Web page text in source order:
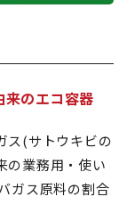
のエコ容器
ス(サトウキビの
の業務用・使い
ガス原料の割合